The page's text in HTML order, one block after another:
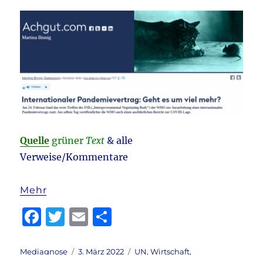
Quelle grüner Text & alle
Verweise/Kommentare
Mehr
F
T
E
Autor
Mediagnose Veröffentlicht
3. März 2022 Kategorien
UN,Wirtschaft,